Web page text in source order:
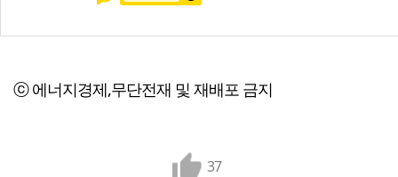
ⓒ 에너지경제,무단전재 및 재배포 금지
37